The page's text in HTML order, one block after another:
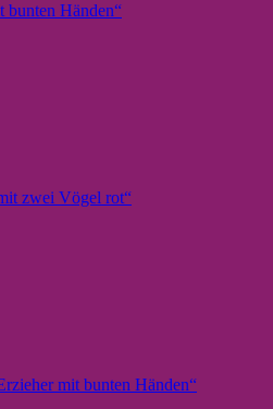
bunten Händen“
zwei Vögel rot“
mit bunten Händen“